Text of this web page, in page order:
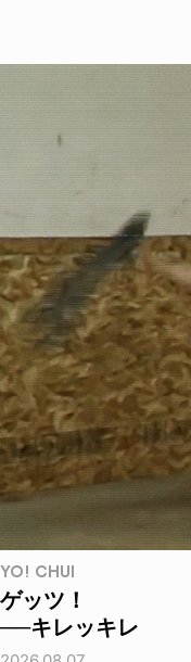
YO! CHUI
ゲッツ！
──キレッキレ